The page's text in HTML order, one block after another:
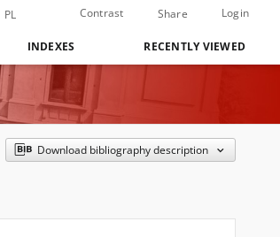
PL Contrast Share Login
INDEXES RECENTLY VIEWED
Download bibliography description